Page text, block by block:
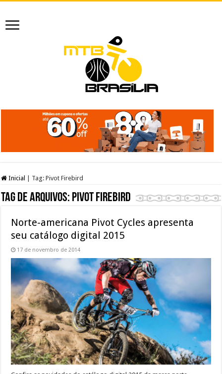
Inicial Tag:Pivot Firebird
Tag de arquivos: Pivot Firebird
Norte-americana Pivot Cycles apresenta
seu catálogo digital 2015
17 de novembro de 2014